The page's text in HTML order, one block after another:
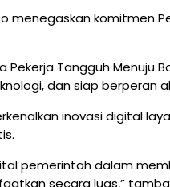
menegaskan
Pekerja Tangguh
dan siap berperan
inovasi digital
pemerintah dalam
secara luas,”